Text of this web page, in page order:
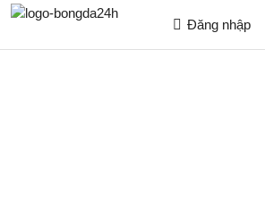
Đăng nhập